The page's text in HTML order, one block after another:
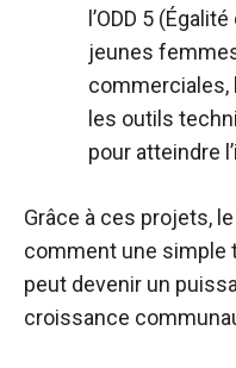
l’ODD 5
jeunes
commerciales,
les outils
pour atteindre
Grâce à ces projets,
comment une simple
peut devenir un
croissance